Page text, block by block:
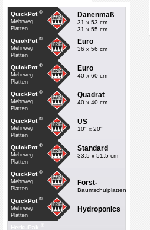
QuickPot ®
Mehrweg
Platten
Dänenmaß
31 x 53 cm
31 x 55 cm
QuickPot ®
Mehrweg
Platten
Euro
36 x 56 cm
QuickPot ®
Mehrweg
Platten
Euro
40 x 60 cm
QuickPot ®
Mehrweg
Platten
Quadrat
40 x 40 cm
QuickPot ®
Mehrweg
Platten
US
10" x 20"
QuickPot ®
Mehrweg
Platten
Standard
33.5 x 51.5 cm
QuickPot ®
Mehrweg
Platten
Forst-
Baumschulplatten
QuickPot ®
Mehrweg
Platten
Hydroponics
HerkuPak